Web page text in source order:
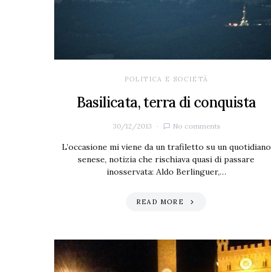
POLITICA E SOCIETÀ
Basilicata, terra di conquista
30/12/2013 No comments
L’occasione mi viene da un trafiletto su un quotidiano
senese, notizia che rischiava quasi di passare
inosservata: Aldo Berlinguer,…
READ MORE